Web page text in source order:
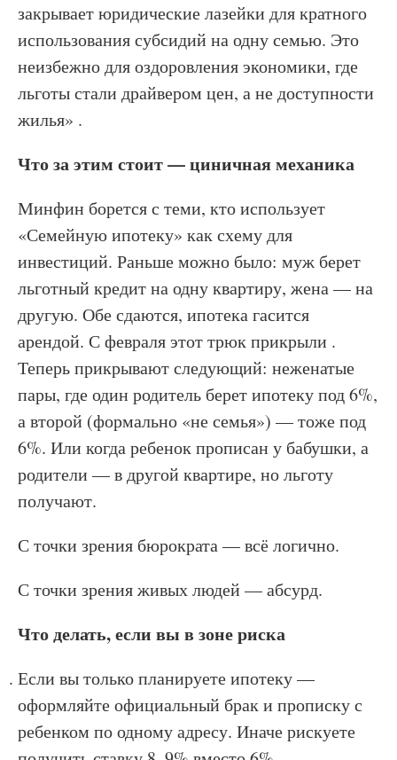
закрывает юридические лазейки для кратного
использования субсидий на одну семью. Это
неизбежно для оздоровления экономики, где
льготы стали драйвером цен, а не доступности
жилья» .
Что за этим стоит — циничная механика
Минфин борется с теми, кто использует
«Семейную ипотеку» как схему для
инвестиций. Раньше можно было: муж берет
льготный кредит на одну квартиру, жена — на
другую. Обе сдаются, ипотека гасится
арендой. С февраля этот трюк прикрыли .
Теперь прикрывают следующий: неженатые
пары, где один родитель берет ипотеку под 6%,
а второй (формально «не семья») — тоже под
6%. Или когда ребенок прописан у бабушки, а
родители — в другой квартире, но льготу
получают.
С точки зрения бюрократа — всё логично.
С точки зрения живых людей — абсурд.
Что делать, если вы в зоне риска
Если вы только планируете ипотеку —
оформляйте официальный брак и прописку с
ребенком по одному адресу. Иначе рискуете